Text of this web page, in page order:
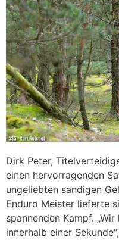
Dirk Peter,
einen hervorragenden
ungeliebten sandigen
Enduro Meister lieferte
spannenden Kampf.
innerhalb einer